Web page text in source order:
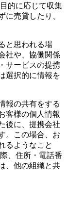
的に応じて収集
に売貸したり、
と思われる場
社や、協働関係
サービスの提携
選択的に情報を
報の共有をする
客様の個人情報
後に、提携会社
。この場合、お
るようなこと
、住所・電話番
、他の組織と共